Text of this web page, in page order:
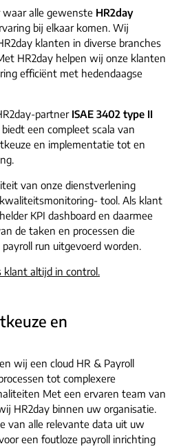
waar alle gewenste HR2day
bij elkaar komen. Wij
klanten in diverse branches
HR2day helpen wij onze klanten
efficiënt met hedendaagse
partner ISAE 3402 type II
een compleet scala van
en implementatie tot en
van onze dienstverlening
kwaliteitsmonitoring- tool. Als klant
KPI dashboard en daarmee
de taken en processen die
run uitgevoerd worden.
klant altijd in control.
en
wij een cloud HR & Payroll
tot complexere
Met een ervaren team van
HR2day binnen uw organisatie.
van alle relevante data uit uw
een foutloze payroll inrichting